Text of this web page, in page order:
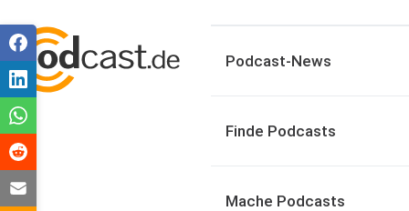
Podcast-News
Finde Podcasts
Mache Podcasts